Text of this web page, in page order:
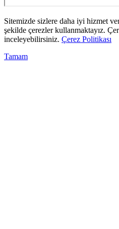
Sitemizde sizlere daha iyi hizmet
şekilde çerezler kullanmaktayız.
inceleyebilirsiniz. Çerez Politikası
Tamam